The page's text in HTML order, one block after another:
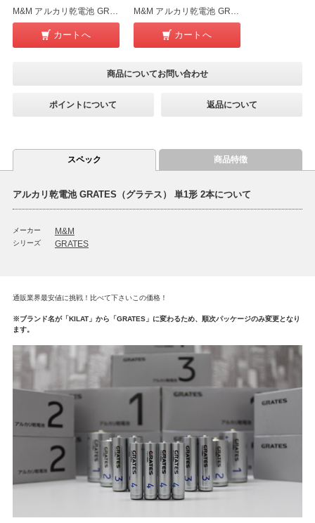
M&M アルカリ乾電池 GRATES 単1形 10本
カートへ
M&M アルカリ乾電池 GRATES 単1形 50本
カートへ
商品についてお問い合わせ
ポイントについて 返品について
スペック 商品特徴
アルカリ乾電池 GRATES（グラテス） 単1形 2本について
メーカー M&M
シリーズ GRATES
通販業界最安値に挑戦！比べて下さいこの価格！
※ブランド名が「KILAT」から「GRATES」に変わるため、順次パッケージのみ変更となり
ます。